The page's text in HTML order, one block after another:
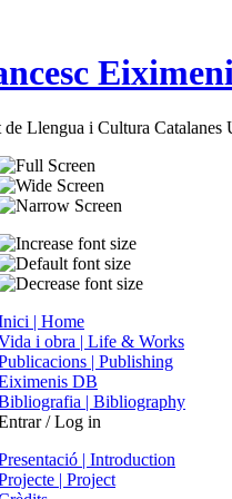
de Llengua i Cultura Catalanes
| Home
i obra | Life & Works
| Publishing
DB
| Bibliography
/ Log in
| Introduction
| Project